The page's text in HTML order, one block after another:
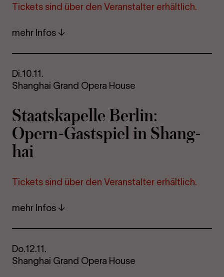
Ti­ckets sind über den Ver­an­stal­ter er­hält­lich.
mehr Infos
Di.10.11.
Shanghai Grand Opera House
Staats­ka­pel­le Ber­lin:
Opern-​Gastspiel in Shang­
hai
Ti­ckets sind über den Ver­an­stal­ter er­hält­lich.
mehr Infos
Do.12.11.
Shanghai Grand Opera House